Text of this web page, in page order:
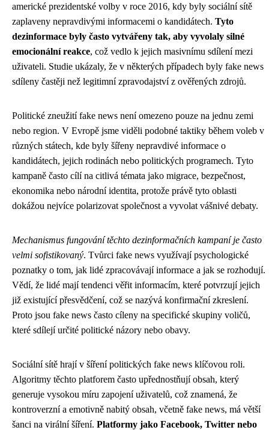
americké prezidentské volby v roce 2016, kdy byly sociální sítě
zaplaveny nepravdivými informacemi o kandidátech. Tyto
dezinformace byly často vytvářeny tak, aby vyvolaly silné
emocionální reakce, což vedlo k jejich masivnímu sdílení mezi
uživateli. Studie ukázaly, že v některých případech byly fake news
sdíleny častěji než legitimní zpravodajství z ověřených zdrojů.
Politické zneužití fake news není omezeno pouze na jednu zemi
nebo region. V Evropě jsme viděli podobné taktiky během voleb v
různých státech, kde byly šířeny nepravdivé informace o
kandidátech, jejich rodinách nebo politických programech. Tyto
kampaně často cílí na citlivá témata jako migrace, bezpečnost,
ekonomika nebo národní identita, protože právě tyto oblasti
dokážou nejvíce polarizovat společnost a vyvolat vášnivé debaty.
Mechanismus fungování těchto dezinformačních kampaní je často
velmi sofistikovaný. Tvůrci fake news využívají psychologické
poznatky o tom, jak lidé zpracovávají informace a jak se rozhodují.
Vědí, že lidé mají tendenci věřit informacím, které potvrzují jejich
již existující přesvědčení, což se nazývá konfirmační zkreslení.
Proto jsou fake news často cíleny na specifické skupiny voličů,
které sdílejí určité politické názory nebo obavy.
Sociální sítě hrají v šíření politických fake news klíčovou roli.
Algoritmy těchto platforem často upřednostňují obsah, který
generuje vysokou míru zapojení uživatelů, což znamená, že
kontroverzní a emotivně nabitý obsah, včetně fake news, má větší
šanci na virální šíření. Platformy jako Facebook, Twitter nebo